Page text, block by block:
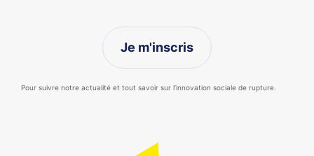
Je m'inscris
Pour suivre notre actualité et tout savoir sur l’innovation sociale de rupture.